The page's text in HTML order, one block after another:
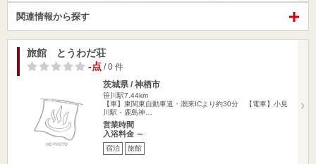
関連情報から探す
旅館 とうわだ荘
-点 / 0 件
茨城県 / 神栖市
笹川駅7.44km
【車】東関東自動車道・潮来ICより約30分 【電車】小見
川駅・鹿島神…
営業時間
入浴料金 ～
宿泊 旅館